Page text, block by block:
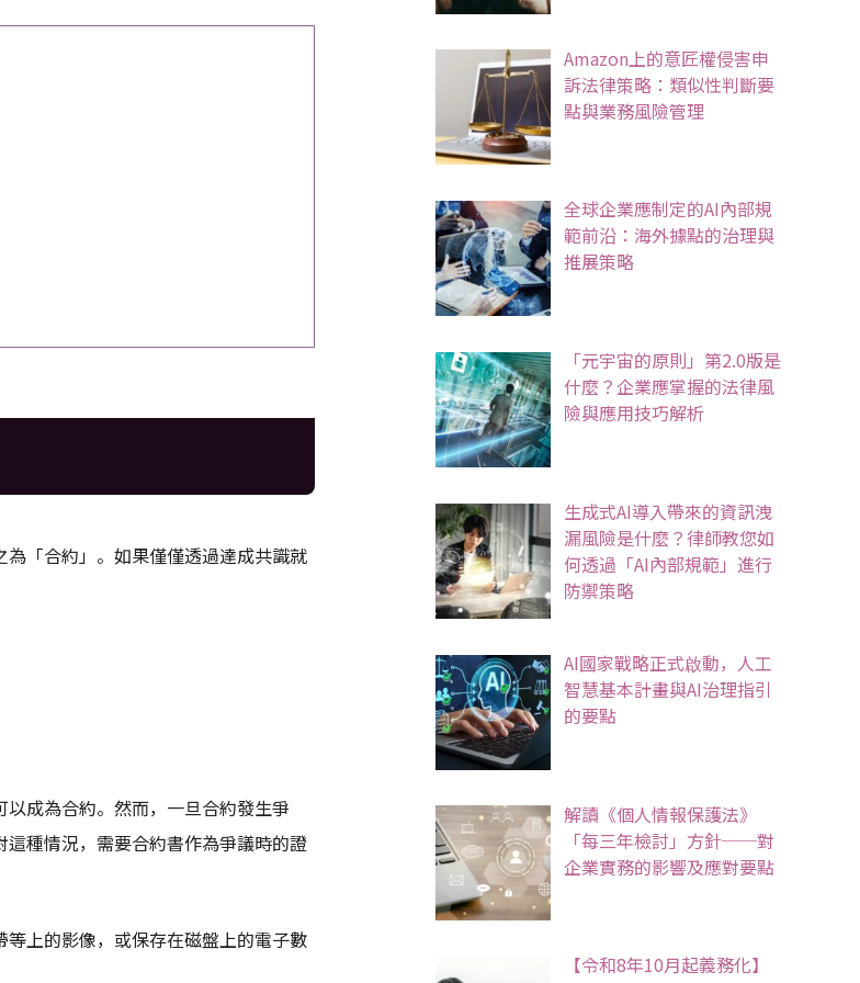
「合約」。如果僅僅透過達成共識就
成為合約。然而，一旦合約發生爭
種情況，需要合約書作為爭議時的證
上的影像，或保存在磁盤上的電子數
Amazon上的意匠權侵害申
訴法律策略：類似性判斷要
點與業務風險管理
全球企業應制定的AI內部規
範前沿：海外據點的治理與
推展策略
「元宇宙的原則」第2.0版是
什麼？企業應掌握的法律風
險與應用技巧解析
生成式AI導入帶來的資訊洩
漏風險是什麼？律師教您如
何透過「AI內部規範」進行
防禦策略
AI國家戰略正式啟動，人工
智慧基本計畫與AI治理指引
的要點
解讀《個人情報保護法》
「每三年檢討」方針──對
企業實務的影響及應對要點
【令和8年10月起義務化】